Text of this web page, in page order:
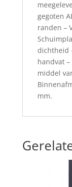
gegoten
randen –
dichtheid
handvat
middel
mm.